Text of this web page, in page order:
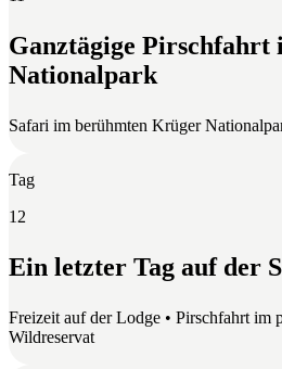
Ganztägige
Nationalpark
Safari im berühmten Krüger
Tag
12
Ein letzter Tag auf der
Freizeit auf der Lodge • Pirschfahrt im
Wildreservat